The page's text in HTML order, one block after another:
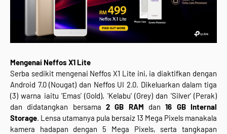
Mengenai Neffos X1 Lite
Serba sedikit mengenai Neffos X1 Lite ini, ia diaktifkan dengan
Android 7.0 (Nougat) dan Neffos UI 2.0. Dikeluarkan dalam tiga
(3) warna iaitu 'Emas' (Gold), 'Kelabu' (Grey) dan 'Silver' (Perak)
dan didatangkan bersama 2 GB RAM dan16 GB Internal
Storage. Lensa utamanya pula bersaiz 13 Mega Pixels manakala
kamera hadapan dengan 5 Mega Pixels, serta tangkapan